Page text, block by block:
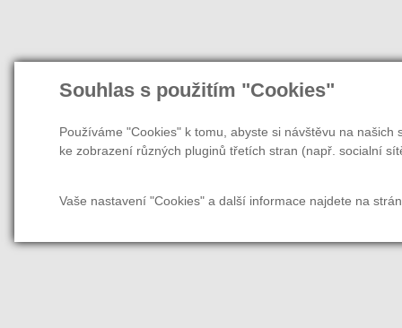
Souhlas s použitím "Cookies"
Používáme "Cookies" k tomu, abyste si návštěvu na
ke zobrazení různých pluginů třetích stran (např. socialní
Vaše nastavení "Cookies" a další informace najdete na